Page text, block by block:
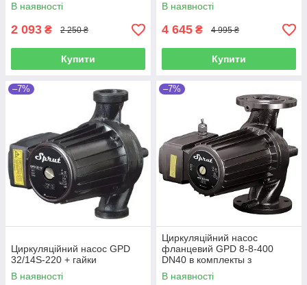
В наявності
2 093 ₴ 2 250 ₴
Купити
В наявності
4 645 ₴ 4 995 ₴
Купити
–7%
Циркуляційний насос GPD
32/14S-220 + гайки
В наявності
–7%
Циркуляційний насос
фланцевий GPD 8-8-400
DN40 в комплекты з
фланцями
В наявності